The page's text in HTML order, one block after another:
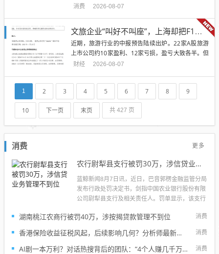
股份有限公司向港交所主板递交上市申请，拟实现A+
公司、德意志银行。公司已于2023年1月登陆上交所
科创板股票代码为688506.SH，此前还曾于2024...
消费 2026-08-07
文旅企业“叫好不叫座”，上海却把F1装进了上市公司
近期，旅游行业的中报预告陆续出炉。22家A股旅游
上市公司约10家盈利、12家亏损，盈亏大致各半。但
刨掉卖资产、政府补贴这些一次性收入，真正靠主业
这张“集体体检报告”出炉的同时，上海闷声干了一件
方向相反的事。7月28日，交运股份正式更名久事动
娱（6006...
财经 2026-08-07
1 2 3 4 5 6 7 8 9
10 下一页 末页 共 427 页
消费 更多
农行尉犁县支行被罚30万，涉信贷业务管理不到位
蓝鲸新闻8月7日讯，近日，巴音郭楞金融监管分局
发布行政处罚决定书，剑指中国农业银行股份有限
公司尉犁县支行及相关责任人。罚单显示，该支行
对上述违法行为，巴音郭楞金融监管分局对中国农
业银行股份有限公司尉犁县支行罚款30万元。对胡
德全警告并罚款5万元，对李文艳警...
消费
湖南桃江农商行被罚40万，涉按揭贷款管理不到位
消费
香港保险收益征税风起，后续影响几何？分析师最新研判
消费
AI剧一本万利？对话热搜背后的团队：“4个人赚几千万”不实，但AI演员确实能带货了